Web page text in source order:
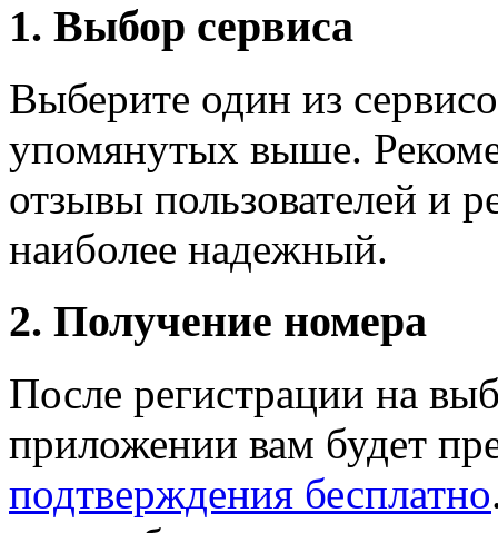
1. Выбор сервиса
Выберите один из
упомянутых выше.
отзывы пользователей и
наиболее надежный.
2. Получение номера
После регистрации на
приложении вам будет
подтверждения бесплатно